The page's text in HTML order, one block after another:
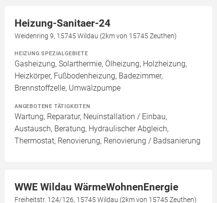
Heizung-Sanitaer-24
Weidenring 9, 15745 Wildau (2km von 15745 Zeuthen)
HEIZUNG SPEZIALGEBIETE
Gasheizung, Solarthermie, Ölheizung, Holzheizung,
Heizkörper, Fußbodenheizung, Badezimmer,
Brennstoffzelle, Umwälzpumpe
ANGEBOTENE TÄTIGKEITEN
Wartung, Reparatur, Neuinstallation / Einbau,
Austausch, Beratung, Hydraulischer Abgleich,
Thermostat, Renovierung, Renovierung / Badsanierung
WWE Wildau WärmeWohnenEnergie
Freiheitstr. 124/126, 15745 Wildau (2km von 15745 Zeuthen)